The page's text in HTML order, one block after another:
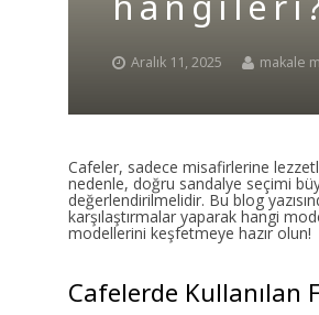
Aralık 11, 2025 makale
Cafeler, sadece misafirlerine
nedenle, doğru sandalye seçimi
değerlendirilmelidir. Bu blog
karşılaştırmalar yaparak hangi
modellerini keşfetmeye hazır olun!
Cafelerde Kullanılan